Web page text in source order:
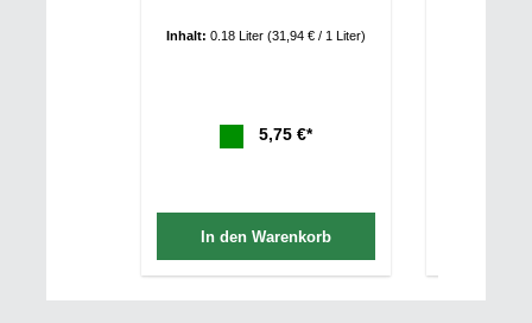
Inhalt: 0.18 Liter (31,94 € / 1 Liter)
5,75 €*
In den Warenkorb